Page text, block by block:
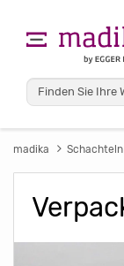
madika